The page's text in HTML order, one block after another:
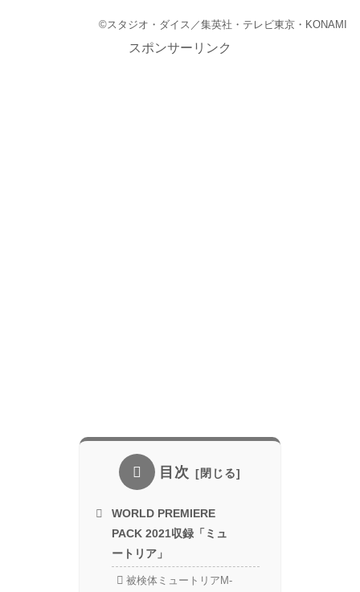
©スタジオ・ダイス／集英社・テレビ東京・KONAMI
スポンサーリンク
目次
WORLD PREMIERE
PACK 2021収録「ミュ
ートリア」
被検体ミュートリアM-